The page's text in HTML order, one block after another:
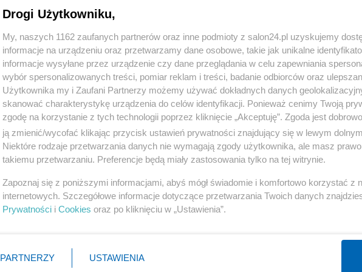
« WRÓĆ DO NOTKI
Polityka
Rosja
PiS
Prezydent
NATO
Gospodarka
Biznes
Pieniądze
Inwestycje
Podatki
Drogi Użytkowniku,
My, naszych 1162 zaufanych partnerów oraz inne podmioty z salon24.pl uzyskujemy
informacje na urządzeniu oraz przetwarzamy dane osobowe, takie jak unikalne
informacje wysyłane przez urządzenie czy dane przeglądania w celu zapewniania
wybór spersonalizowanych treści, pomiar reklam i treści, badanie odbiorców oraz
Użytkownika my i Zaufani Partnerzy możemy używać dokładnych danych
skanować charakterystykę urządzenia do celów identyfikacji. Ponieważ cenimy Twoją
zgodę na korzystanie z tych technologii poprzez kliknięcie „Akceptuję”. Zgoda jest
ją zmienić/wycofać klikając przycisk ustawień prywatności znajdujący się w lewym
Niektóre rodzaje przetwarzania danych nie wymagają zgody użytkownika, ale masz
takiemu przetwarzaniu. Preferencje będą miały zastosowania tylko na tej witrynie.
Zapoznaj się z poniższymi informacjami, abyś mógł świadomie i komfortowo korzystać z
internetowych. Szczegółowe informacje dotyczące przetwarzania Twoich danych
Prywatności i Cookies oraz po kliknięciu w „Ustawienia”.
PARTNERZY USTAWIENIA